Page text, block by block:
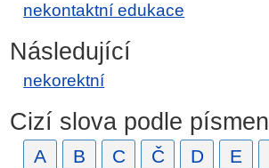
nekontaktní edukace
Následující
nekorektní
Cizí slova podle písmen
A B C Č D E